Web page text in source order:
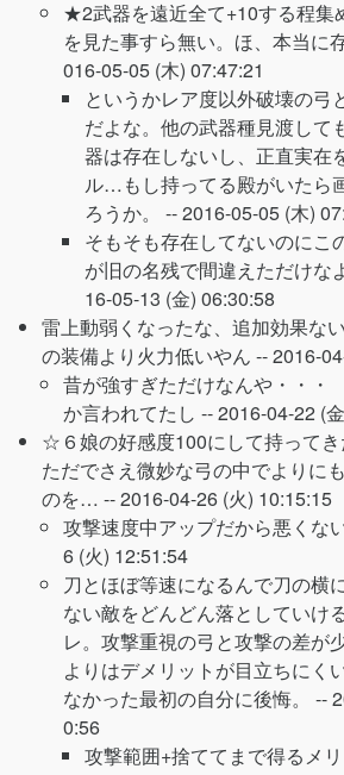
★2武器を遠近全て+10する程集
を見た事すら無い。ほ、本当に
016-05-05 (木) 07:47:21
というかレア度以外破壊の弓
だよな。他の武器種見渡して
器は存在しないし、正直実在
ル…もし持ってる殿がいたら
ろうか。 --2016-05-05 (木)
そもそも存在してないのにこ
が旧の名残で間違えただけな
16-05-13 (金) 06:30:58
雷上動弱くなったな、追加効果な
の装備より火力低いやん --2016-
昔が強すぎただけなんや・・
か言われてたし --2016-04-22 (
☆６娘の好感度100にして持って
ただでさえ微妙な弓の中でよりに
のを… --2016-04-26 (火) 10:15:15
攻撃速度中アップだから悪くな
6 (火) 12:51:54
刀とほぼ等速になるんで刀の横
ない敵をどんどん落としていけ
レ。攻撃重視の弓と攻撃の差が
よりはデメリットが目立ちにく
なかった最初の自分に後悔。 --
0:56
攻撃範囲+捨ててまで得るメ